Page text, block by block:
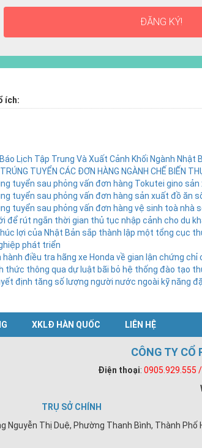
ĐĂNG KÝ!
ích:
Lịch Tập Trung Và Xuất Cảnh Khối Ngành Nhật
TUYỂN CÁC ĐƠN HÀNG NGÀNH CHẾ BIẾN
tuyển sau phỏng vấn đơn hàng Tokutei gino
tuyển sau phỏng vấn đơn hàng sản xuất đồ ăn
tuyển sau phỏng vấn đơn hàng vệ sinh toà nhà
để rút ngắn thời gian thủ tục nhập cảnh cho du
lợi của Nhật Bản sắp thành lập một tổng cục
phát triển
hành điều tra hãng xe Honda về gian lận chứng
thức thông qua dự luật bãi bỏ hệ thống đào tạo
định tăng số lượng người nước ngoài kỹ năng
XKLĐ HÀN QUỐC LIÊN HỆ
CÔNG TY CỔ
Điện thoại: 0905.929.555
TRỤ SỞ CHÍNH
Nguyễn Thị Duệ, Phường Thanh Bình, Thành Phố